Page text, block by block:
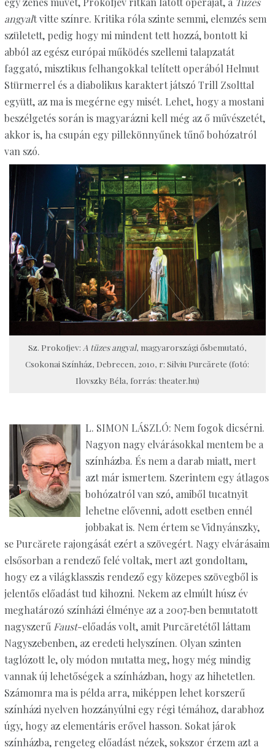
angyalt vitte színre. Kritika róla szinte semmi, elemzés sem
született, pedig hogy mi mindent tett hozzá, bontott ki
abból az egész európai működés szellemi talapzatát
faggató, misztikus felhangokkal telített operából Helmut
Stürmerrel és a diabolikus karaktert játszó Trill Zsolttal
együtt, az ma is megérne egy misét. Lehet, hogy a mostani
beszélgetés során is magyarázni kell még az ő művészetét,
akkor is, ha csupán egy pillekönnyűnek tűnő bohózatról
van szó.
Sz. Prokofjev: A tüzes angyal, magyarországi ősbemutató,
Csokonai Színház, Debrecen, 2010, r: Silviu Purcărete (fotó:
Ilovszky Béla, forrás: theater.hu)
L. SIMON LÁSZLÓ: Nem fogok dicsérni.
Nagyon nagy elvárásokkal mentem be a
színházba. És nem a darab miatt, mert
azt már ismertem. Szerintem egy átlagos
bohózatról van szó, amiből tucatnyit
lehetne elővenni, adott esetben ennél
jobbakat is. Nem értem se Vidnyánszky,
se Purcărete rajongását ezért a szövegért. Nagy elvárásaim
elsősorban a rendező felé voltak, mert azt gondoltam,
hogy ez a világklasszis rendező egy közepes szövegből is
jelentős előadást tud kihozni. Nekem az elmúlt húsz év
meghatározó színházi élménye az a 2007‑ben bemutatott
nagyszerű Faust-előadás volt, amit Purcăretétől láttam
Nagyszebenben, az eredeti helyszínen. Olyan szinten
taglózott le, oly módon mutatta meg, hogy még mindig
vannak új lehetőségek a színházban, hogy az hihetetlen.
Számomra ma is példa arra, miképpen lehet korszerű
színházi nyelven hozzányúlni egy régi témához, darabhoz
úgy, hogy az elementáris erővel hasson. Sokat járok
színházba, rengeteg előadást nézek, sokszor érzem azt a